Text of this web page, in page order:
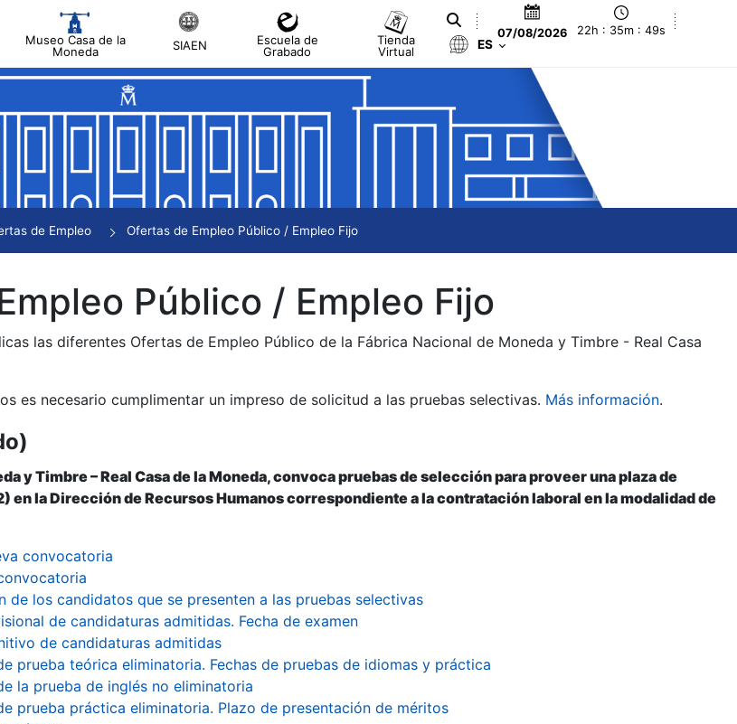
Museo Casa de la
Moneda
SIAEN
Escuela de
Grabado
Tienda
Virtual
07/08/2026 22h : 35m : 49s
ES
de Empleo Ofertas de Empleo Público / Empleo Fijo
Público / Empleo Fijo
las diferentes Ofertas de Empleo Público de la Fábrica Nacional de Moneda y Timbre - Real Casa
es necesario cumplimentar un impreso de solicitud a las pruebas selectivas. Más información.
y Timbre – Real Casa de la Moneda, convoca pruebas de selección para proveer una plaza de
en la Dirección de Recursos Humanos correspondiente a la contratación laboral en la modalidad de
convocatoria
de los candidatos que se presenten a las pruebas selectivas
de candidaturas admitidas. Fecha de examen
de candidaturas admitidas
prueba teórica eliminatoria. Fechas de pruebas de idiomas y práctica
la prueba de inglés no eliminatoria
prueba práctica eliminatoria. Plazo de presentación de méritos